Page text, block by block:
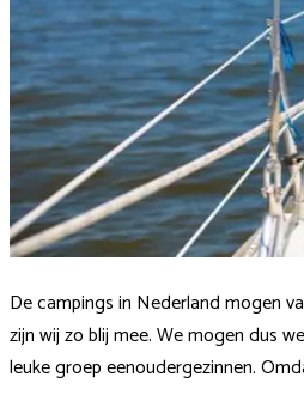
De campings in Nederland mogen
zijn wij zo blij mee. We mogen dus
leuke groep eenoudergezinnen.